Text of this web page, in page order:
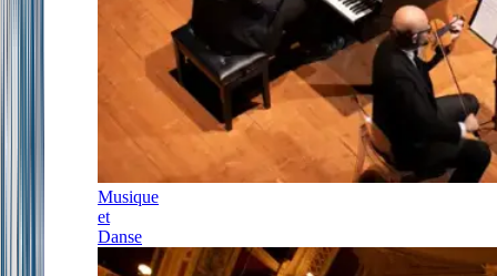
Musique
et
Danse